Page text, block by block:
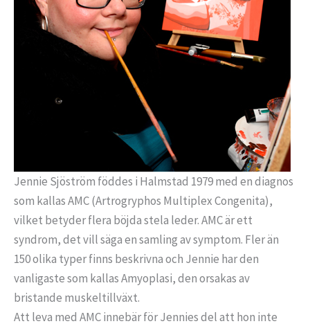
Jennie Sjöström föddes i Halmstad 1979 med en diagnos
som kallas AMC (Artrogryphos Multiplex Congenita),
vilket betyder flera böjda stela leder. AMC är ett
syndrom, det vill säga en samling av symptom. Fler än
150 olika typer finns beskrivna och Jennie har den
vanligaste som kallas Amyoplasi, den orsakas av
bristande muskeltillväxt.
Att leva med AMC innebär för Jennies del att hon inte